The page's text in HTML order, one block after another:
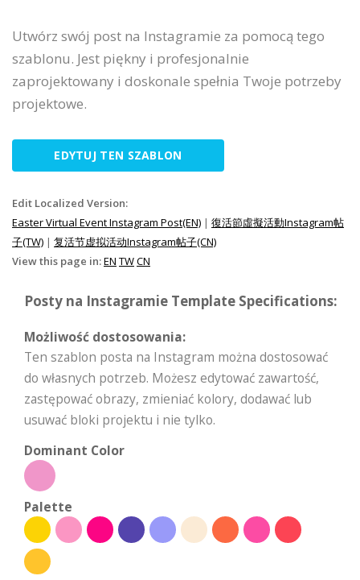
Utwórz swój post na Instagramie za pomocą tego
szablonu. Jest piękny i profesjonalnie
zaprojektowany i doskonale spełnia Twoje potrzeby
projektowe.
EDYTUJ TEN SZABLON
Edit Localized Version:
Easter Virtual Event Instagram Post(EN) | 復活節虛擬活動Instagram帖
子(TW) | 复活节虚拟活动Instagram帖子(CN)
View this page in:EN TWCN
Posty na Instagramie Template Specifications:
Możliwość dostosowania:
Ten szablon posta na Instagram można dostosować
do własnych potrzeb. Możesz edytować zawartość,
zastępować obrazy, zmieniać kolory, dodawać lub
usuwać bloki projektu i nie tylko.
Dominant Color
Palette